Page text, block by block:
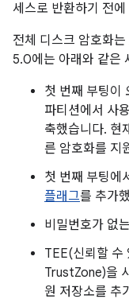
세스로 반환하기 전
전체 디스크 암호화
5.0에는 아래와 같은
첫 번째 부팅이
파티션에서 사
축했습니다.
른 암호화를 지
첫 번째 부팅에
플래그를 추가
비밀번호가 없
TEE(신뢰할 수
TrustZone)을
원 저장소를 추